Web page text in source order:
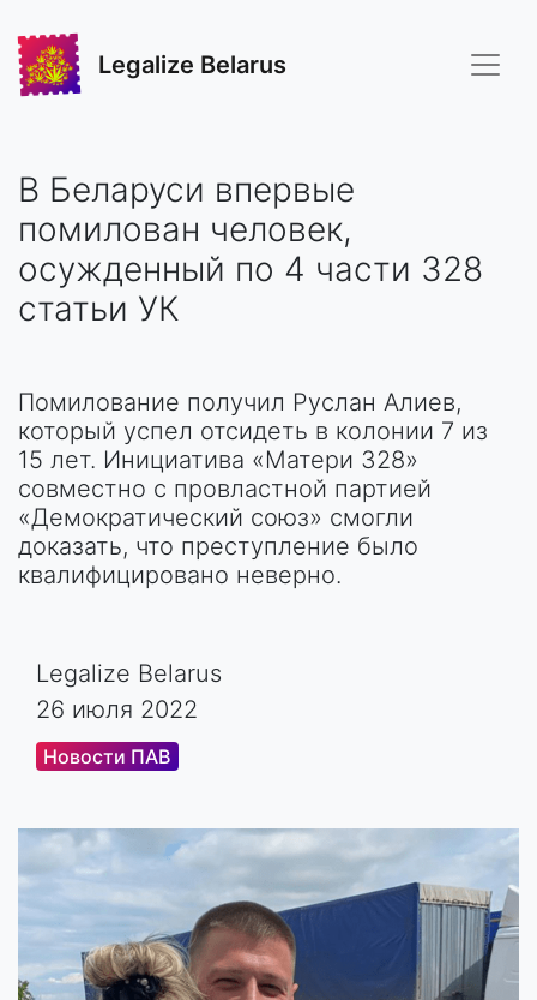
Legalize Belarus
В Беларуси впервые
помилован человек,
осужденный по 4 части 328
статьи УК
Помилование получил Руслан Алиев,
который успел отсидеть в колонии 7 из
15 лет. Инициатива «Матери 328»
совместно с провластной партией
«Демократический союз» смогли
доказать, что преступление было
квалифицировано неверно.
Legalize Belarus
26 июля 2022
Новости ПАВ